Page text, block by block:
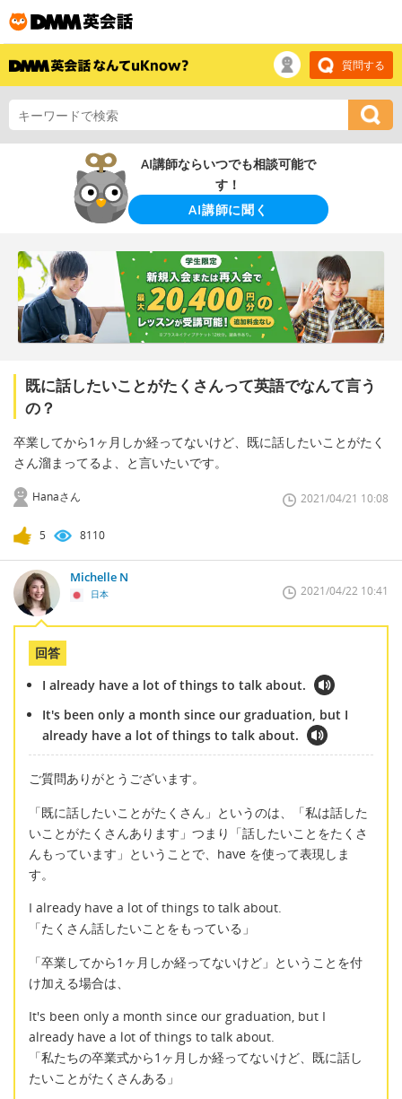
質問する
AI講師ならいつでも相談可能で
す！
AI講師に聞く
既に話したいことがたくさんって英語でなんて言う
の？
卒業してから1ヶ月しか経ってないけど、既に話したいことがたく
さん溜まってるよ、と言いたいです。
Hanaさん 2021/04/21 10:08
5 8110
Michelle N
日本 2021/04/22 10:41
回答
I already have a lot of things to talk about.
It's been only a month since our graduation, but I
already have a lot of things to talk about.
ご質問ありがとうございます。
「既に話したいことがたくさん」というのは、「私は話した
いことがたくさんあります」つまり「話したいことをたくさ
んもっています」ということで、have を使って表現しま
す。
I already have a lot of things to talk about.
「たくさん話したいことをもっている」
「卒業してから1ヶ月しか経ってないけど」ということを付
け加える場合は、
It's been only a month since our graduation, but I
already have a lot of things to talk about.
「私たちの卒業式から1ヶ月しか経ってないけど、既に話し
たいことがたくさんある」